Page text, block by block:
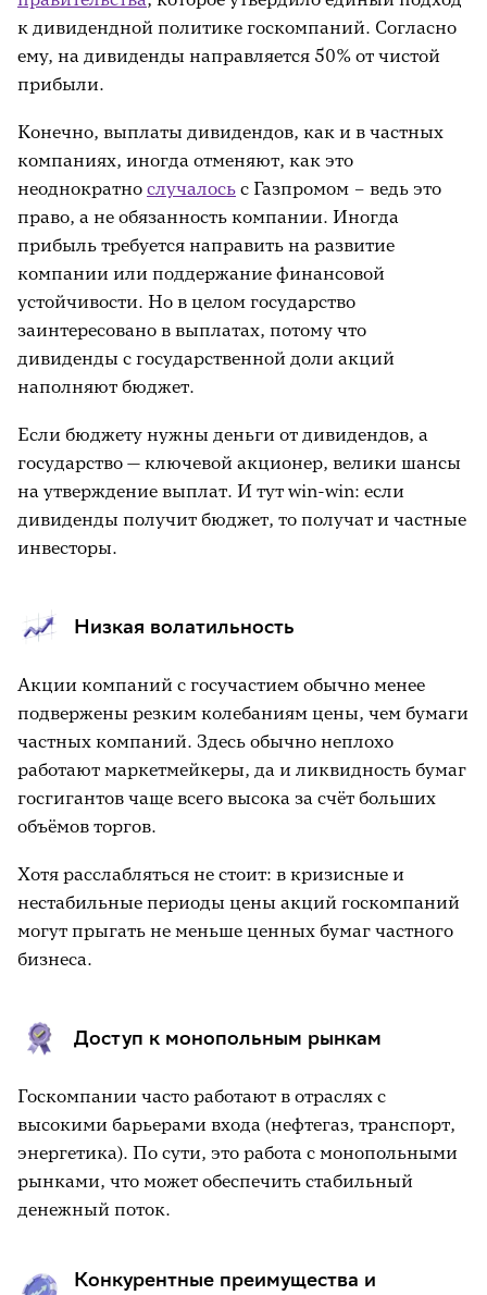
к дивидендной политике госкомпаний. Согласно
ему, на дивиденды направляется 50% от чистой
прибыли.
Конечно, выплаты дивидендов, как и в частных
компаниях, иногда отменяют, как это
неоднократно случалось с Газпромом – ведь это
право, а не обязанность компании. Иногда
прибыль требуется направить на развитие
компании или поддержание финансовой
устойчивости. Но в целом государство
заинтересовано в выплатах, потому что
дивиденды с государственной доли акций
наполняют бюджет.
Если бюджету нужны деньги от дивидендов, а
государство — ключевой акционер, велики шансы
на утверждение выплат. И тут win-win: если
дивиденды получит бюджет, то получат и частные
инвесторы.
Низкая волатильность
Акции компаний с госучастием обычно менее
подвержены резким колебаниям цены, чем бумаги
частных компаний. Здесь обычно неплохо
работают маркетмейкеры, да и ликвидность бумаг
госгигантов чаще всего высока за счёт больших
объёмов торгов.
Хотя расслабляться не стоит: в кризисные и
нестабильные периоды цены акций госкомпаний
могут прыгать не меньше ценных бумаг частного
бизнеса.
Доступ к монопольным рынкам
Госкомпании часто работают в отраслях с
высокими барьерами входа (нефтегаз, транспорт,
энергетика). По сути, это работа с монопольными
рынками, что может обеспечить стабильный
денежный поток.
Конкурентные преимущества и